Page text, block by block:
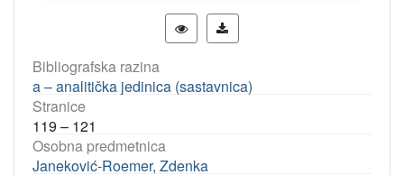
Bibliografska razina
a – analitička jedinica (sastavnica)
Stranice
119 – 121
Osobna predmetnica
Janeković-Roemer, Zdenka